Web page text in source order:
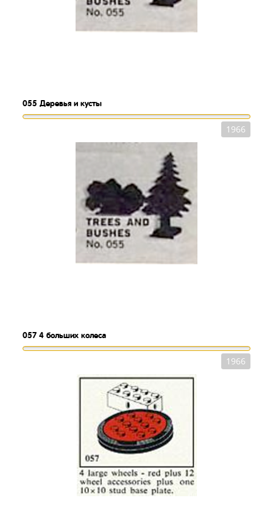
055 Деревья и кусты
1966
057 4 больших колеса
1966